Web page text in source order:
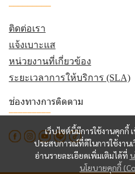
เว็บไซต์นี้มีการใช้งานคุก
ประสบการณ์ที่ดีในการใช้งาน
อ่านรายละเอียดเพิ่มเติมได้ที่
นโยบายคุกกี้
ติดต่อเรา
แจ้งเบาะแส
หน่วยงานที่เกี่ยวข้อง
ระยะเวลาการให้บริการ (SLA)
ช่องทางการติดตาม